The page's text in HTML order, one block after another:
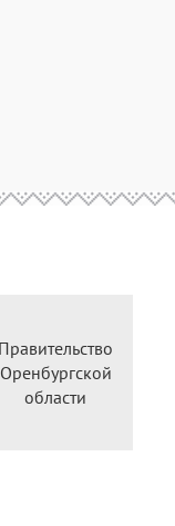
Правительство
Оренбургской
области